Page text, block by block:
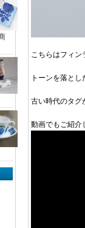
こちらはフィ
トーンを落とし
古い時代のタグ
動画でもご紹介